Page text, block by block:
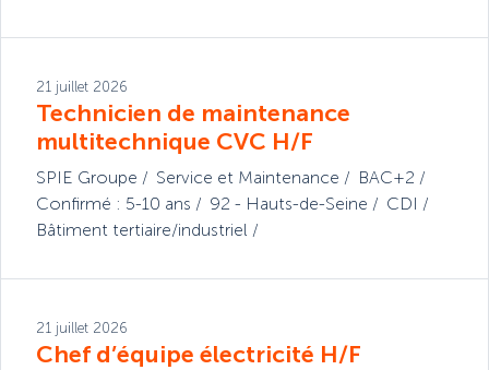
21 juillet 2026
Technicien de maintenance
multitechnique CVC H/F
SPIE Groupe Service et Maintenance
BAC+2
Confirmé : 5-10 ans
92 - Hauts-de-Seine
CDI
Bâtiment tertiaire/industriel
21 juillet 2026
Chef d’équipe électricité H/F